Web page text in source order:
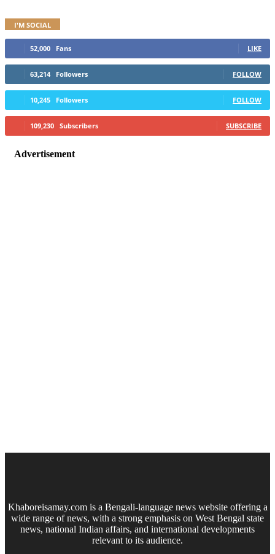
I'M SOCIAL
52,000 Fans LIKE
63,214 Followers FOLLOW
10,245 Followers FOLLOW
109,230 Subscribers SUBSCRIBE
Advertisement
Khaboreisamay.com is a Bengali-language news website offering a
wide range of news, with a strong emphasis on West Bengal state
news, national Indian affairs, and international developments
relevant to its audience.